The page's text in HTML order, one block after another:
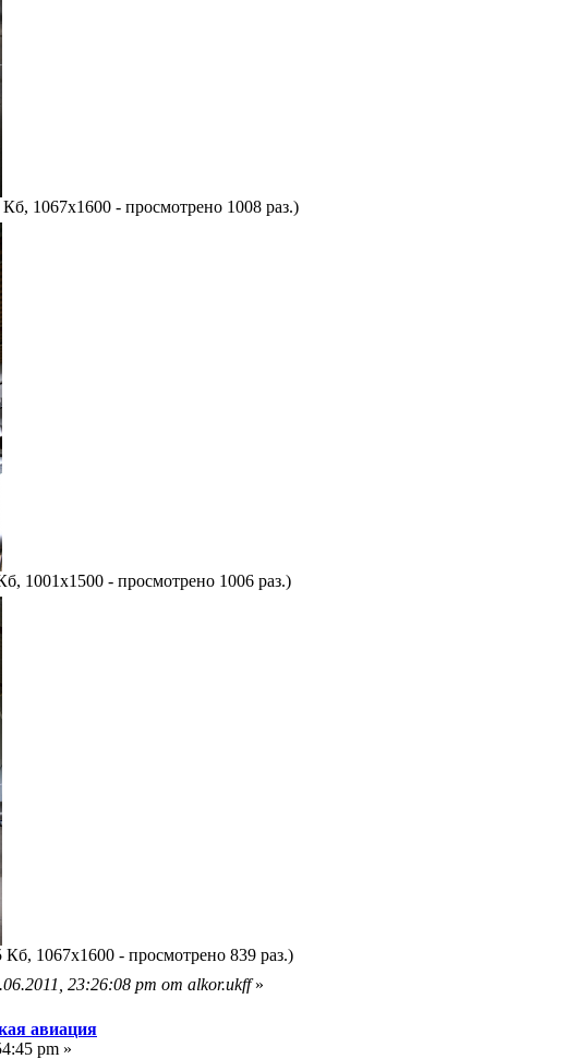
1067x1600 - просмотрено 1008 раз.)
1001x1500 - просмотрено 1006 раз.)
Кб, 1067x1600 - просмотрено 839 раз.)
23:26:08 pm от alkor.ukff»
авиация
pm »